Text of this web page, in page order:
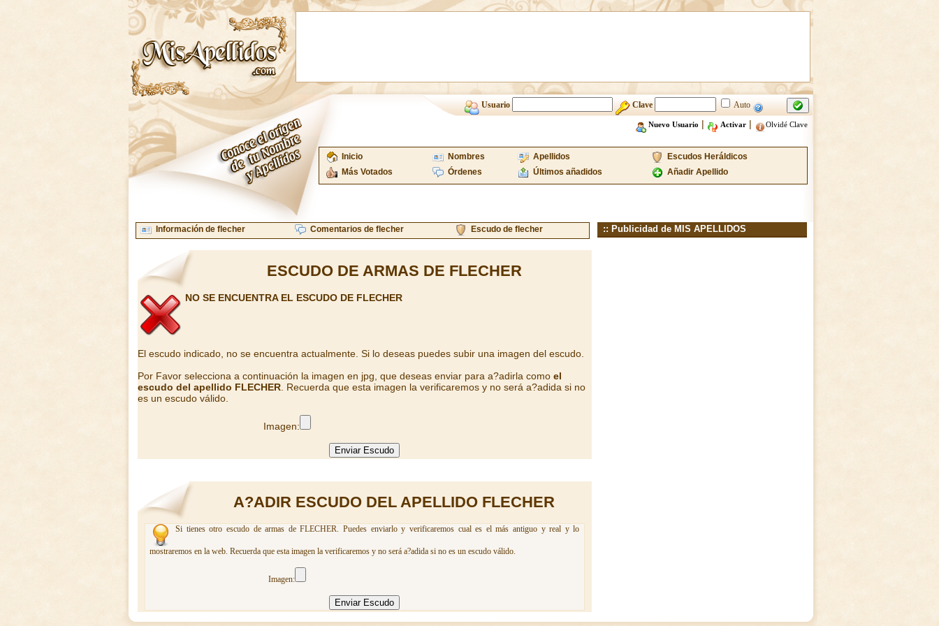
Usuario Clave Auto
Nuevo Usuario | Activar| Olvidé Clave
Inicio Nombres Apellidos
Escudos Heráldicos
Más Votados
Órdenes Últimos añadidos Añadir Apellido
Información de flecher Comentarios de flecher Escudo de flecher
ESCUDO DE ARMAS DE FLECHER
NO SE ENCUENTRA EL ESCUDO DE FLECHER
El escudo indicado, no se encuentra actualmente. Si lo deseas puedes subir una imagen del escudo.
Por Favor selecciona a continuación la imagen en jpg, que deseas enviar para a?adirla como el
escudo del apellido FLECHER. Recuerda que esta imagen la verificaremos y no será a?adida si no
es un escudo válido.
Imagen:
A?ADIR ESCUDO DEL APELLIDO FLECHER
Si tienes otro escudo de armas de FLECHER. Puedes enviarlo y verificaremos cual es el más antiguo y real y lo
mostraremos en la web. Recuerda que esta imagen la verificaremos y no será a?adida si no es un escudo válido.
Imagen:
:: Publicidad de MIS APELLIDOS